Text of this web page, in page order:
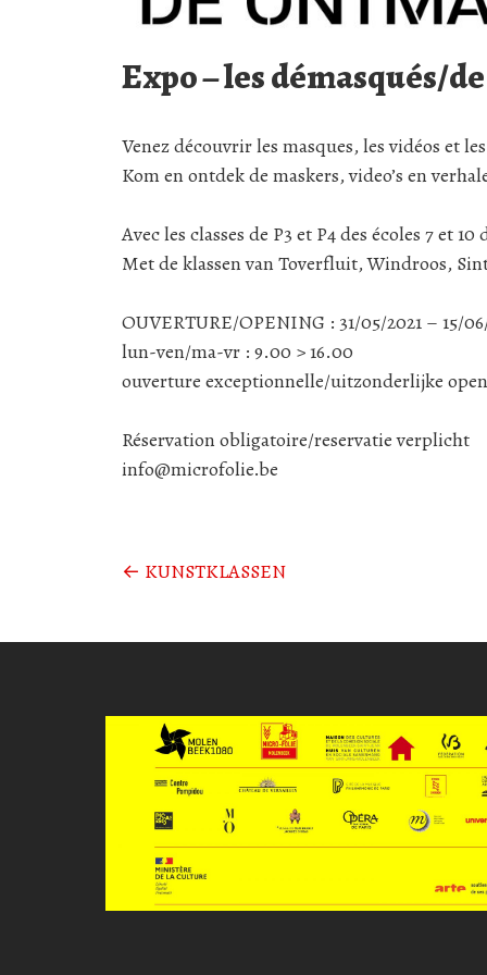
Expo – les démasqués/
Venez découvrir les masques, les vidéos et
Kom en ontdek de maskers, video’s en
Avec les classes de P3 et P4 des écoles 7 et
Met de klassen van Toverfluit, Windroos,
OUVERTURE/OPENING : 31/05/2021 – 15/
lun-ven/ma-vr : 9.00 > 16.00
ouverture exceptionnelle/uitzonderlijke
Réservation obligatoire/reservatie verplicht
info@microfolie.be
Posts
← KUNSTKLASSEN